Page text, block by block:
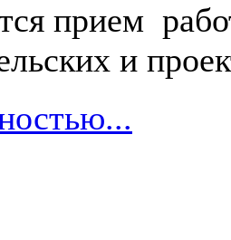
прием
и